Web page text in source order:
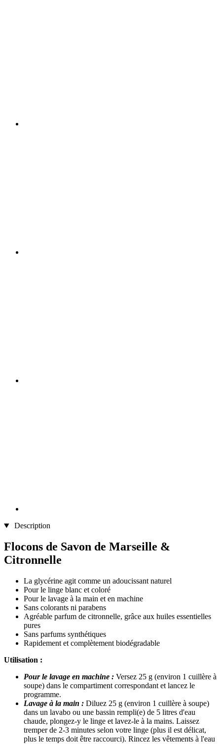
Description
Flocons de Savon de Marseille &
Citronnelle
La glycérine agit comme un adoucissant naturel
Pour le linge blanc et coloré
Pour le lavage à la main et en machine
Sans colorants ni parabens
Agréable parfum de citronnelle, grâce aux huiles essentielles
pures
Sans parfums synthétiques
Rapidement et complètement biodégradable
Utilisation : ​​
Pour le lavage en machine​ : Versez 25 g (environ 1 cuillère à
soupe) dans le compartiment correspondant et lancez le
programme.
Lavage à la main : Diluez 25 g (environ 1 cuillère à soupe)
dans un lavabo ou une bassin rempli(e) de 5 litres d'eau
chaude, plongez-y le linge et lavez-le à la mains. Laissez
tremper de 2-3 minutes selon votre linge (plus il est délicat,
plus le temps doit être raccourci). Rincez les vêtements à l'eau